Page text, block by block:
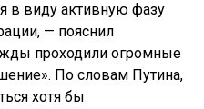
в виду активную фазу
— пояснил
проходили огромные
По словам Путина,
хотя бы